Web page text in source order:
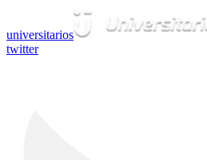
universitarios
twitter